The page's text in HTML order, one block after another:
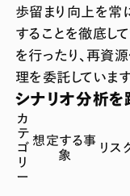
歩留まり向上を常
することを徹底し
を行ったり、再資
理を委託しています
シナリオ分析を
カ
テ
ゴ
リ
ー
想定する事
象
リス